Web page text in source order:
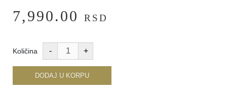
7,990.00 RSD
Količina
DODAJ U KORPU